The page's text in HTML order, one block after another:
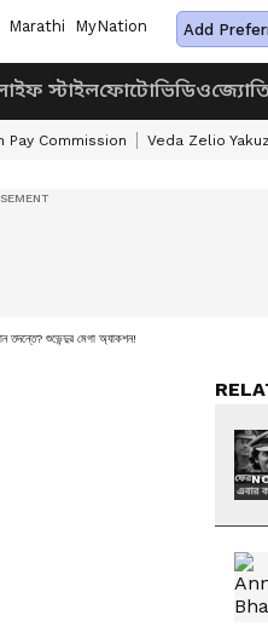
Marathi MyNation Add
স্টাইলফোটোভিডিও
Pay Commission Veda Zelio
শুভেন্দুর মেগা অ্যাকশন!